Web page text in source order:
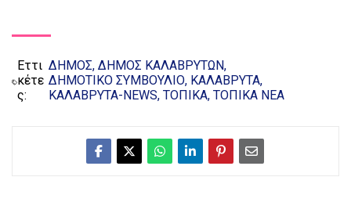
Εττι
κέτε
ς:
ΔΗΜΟΣ ΔΗΜΟΣ ΚΑΛΑΒΡΥΤΩΝ
ΔΗΜΟΤΙΚΟ ΣΥΜΒΟΥΛΙΟ ΚΑΛΑΒΡΥΤΑ
ΚΑΛΑΒΡΥΤΑ-NEWS ΤΟΠΙΚΑ ΤΟΠΙΚΑ ΝΕΑ